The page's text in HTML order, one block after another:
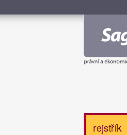
rejstřík